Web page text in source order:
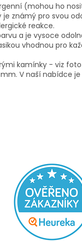
(mohou ho
známý pro svou
reakce.
a je vysoce
vhodnou pro
kamínky - viz foto
V naší nabídce